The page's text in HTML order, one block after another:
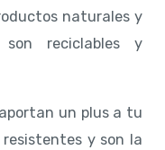
naturales y
son reciclables y
un plus a tu
resistentes y son la